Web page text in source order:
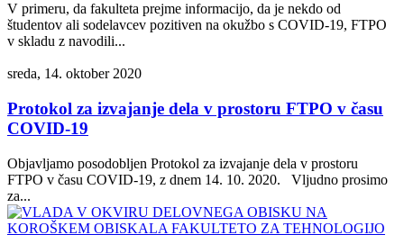
V primeru, da fakulteta prejme informacijo, da je nekdo od
študentov ali sodelavcev pozitiven na okužbo s COVID-19, FTPO
v skladu z navodili...
sreda, 14. oktober 2020
Protokol za izvajanje dela v prostoru FTPO v času
COVID-19
Objavljamo posodobljen Protokol za izvajanje dela v prostoru
FTPO v času COVID-19, z dnem 14. 10. 2020. Vljudno prosimo
za...